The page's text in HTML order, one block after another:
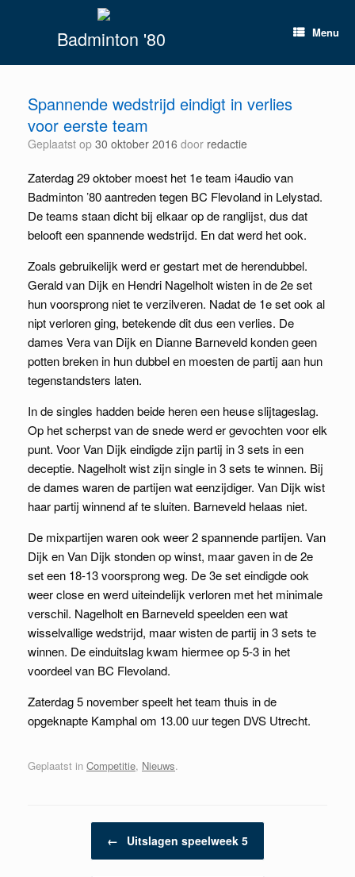
Badminton '80 Menu
Spannende wedstrijd eindigt in verlies
voor eerste team
Geplaatst op 30 oktober 2016 door redactie
Zaterdag 29 oktober moest het 1e team i4audio van
Badminton ’80 aantreden tegen BC Flevoland in Lelystad.
De teams staan dicht bij elkaar op de ranglijst, dus dat
belooft een spannende wedstrijd. En dat werd het ook.
Zoals gebruikelijk werd er gestart met de herendubbel.
Gerald van Dijk en Hendri Nagelholt wisten in de 2e set
hun voorsprong niet te verzilveren. Nadat de 1e set ook al
nipt verloren ging, betekende dit dus een verlies. De
dames Vera van Dijk en Dianne Barneveld konden geen
potten breken in hun dubbel en moesten de partij aan hun
tegenstandsters laten.
In de singles hadden beide heren een heuse slijtageslag.
Op het scherpst van de snede werd er gevochten voor elk
punt. Voor Van Dijk eindigde zijn partij in 3 sets in een
deceptie. Nagelholt wist zijn single in 3 sets te winnen. Bij
de dames waren de partijen wat eenzijdiger. Van Dijk wist
haar partij winnend af te sluiten. Barneveld helaas niet.
De mixpartijen waren ook weer 2 spannende partijen. Van
Dijk en Van Dijk stonden op winst, maar gaven in de 2e
set een 18-13 voorsprong weg. De 3e set eindigde ook
weer close en werd uiteindelijk verloren met het minimale
verschil. Nagelholt en Barneveld speelden een wat
wisselvallige wedstrijd, maar wisten de partij in 3 sets te
winnen. De einduitslag kwam hiermee op 5-3 in het
voordeel van BC Flevoland.
Zaterdag 5 november speelt het team thuis in de
opgeknapte Kamphal om 13.00 uur tegen DVS Utrecht.
Geplaatst in Competitie, Nieuws.
Berichtnavigatie
← Uitslagen speelweek 5